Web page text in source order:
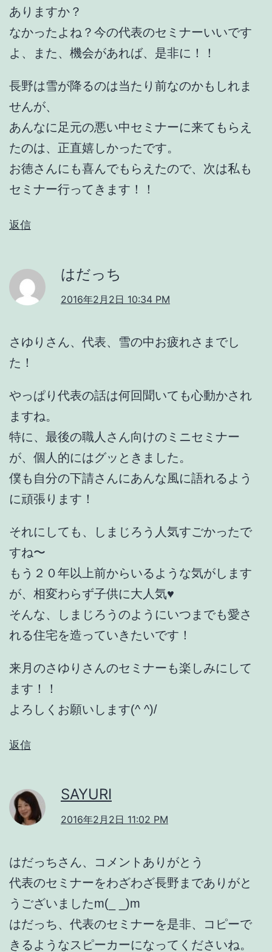
ありますか？
なかったよね？今の代表のセミナーいいです
よ、また、機会があれば、是非に！！
長野は雪が降るのは当たり前なのかもしれま
せんが、
あんなに足元の悪い中セミナーに来てもらえ
たのは、正直嬉しかったです。
お徳さんにも喜んでもらえたので、次は私も
セミナー行ってきます！！
返信
はだっち
2016年2月2日 10:34 PM
さゆりさん、代表、雪の中お疲れさまでし
た！
やっぱり代表の話は何回聞いても心動かされ
ますね。
特に、最後の職人さん向けのミニセミナー
が、個人的にはグッときました。
僕も自分の下請さんにあんな風に語れるよう
に頑張ります！
それにしても、しまじろう人気すごかったで
すね〜
もう２０年以上前からいるような気がします
が、相変わらず子供に大人気♥️
そんな、しまじろうのようにいつまでも愛さ
れる住宅を造っていきたいです！
来月のさゆりさんのセミナーも楽しみにして
ます！！
よろしくお願いします(^ ^)/
返信
SAYURI
2016年2月2日 11:02 PM
はだっちさん、コメントありがとう
代表のセミナーをわざわざ長野までありがと
うございましたm(_ _)m
はだっち、代表のセミナーを是非、コピーで
きるようなスピーカーになってくださいね。